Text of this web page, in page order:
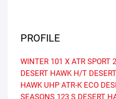
PROFILE
WINTER 101 X ATR SPORT 2
DESERT HAWK H/T
HAWK UHP ATR-K ECO
SEASONS 123 S DESERT